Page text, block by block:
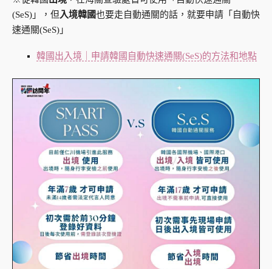
(SeS)」，但入境韓國也要走自動通關的話，就要申請「自動快
速通關(SeS)」
韓國出入境｜申請韓國自動快速通關(SeS)的方法和地點